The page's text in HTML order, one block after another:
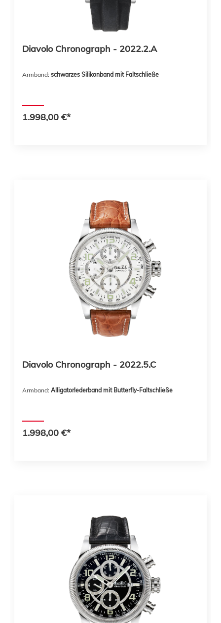
Diavolo Chronograph - 2022.2.A
Armband: schwarzes Silikonband mit Faltschließe
1.998,00 €*
Diavolo Chronograph - 2022.5.C
Armband: Alligatorlederband mit Butterfly-Faltschließe
1.998,00 €*